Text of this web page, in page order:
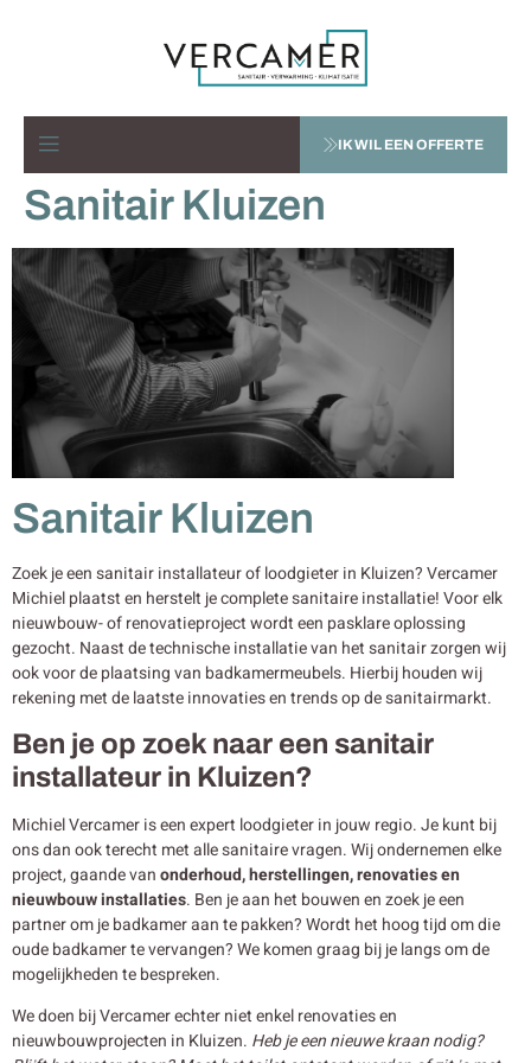
IK WIL EEN OFFERTE
Sanitair Kluizen
Sanitair Kluizen
Zoek je een sanitair installateur of loodgieter in Kluizen? Vercamer
Michiel plaatst en herstelt je complete sanitaire installatie! Voor elk
nieuwbouw- of renovatieproject wordt een pasklare oplossing
gezocht. Naast de technische installatie van het sanitair zorgen wij
ook voor de plaatsing van badkamermeubels. Hierbij houden wij
rekening met de laatste innovaties en trends op de sanitairmarkt.
Ben je op zoek naar een sanitair
installateur in Kluizen?
Michiel Vercamer is een expert loodgieter in jouw regio. Je kunt bij
ons dan ook terecht met alle sanitaire vragen. Wij ondernemen elke
project, gaande vanonderhoud, herstellingen, renovaties en
nieuwbouwinstallaties. Ben je aan het bouwen en zoek je een
partner om je badkamer aan te pakken? Wordt het hoog tijd om die
oude badkamer te vervangen? We komen graag bij je langs om de
mogelijkheden te bespreken.
We doen bij Vercamer echter niet enkel renovaties en
nieuwbouwprojecten in Kluizen. Heb je een nieuwe kraan nodig?